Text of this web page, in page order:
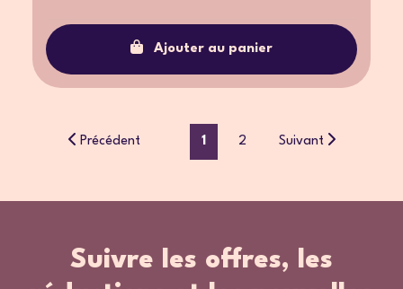
Ajouter au panier
Précédent 1 2 Suivant
Suivre les offres, les